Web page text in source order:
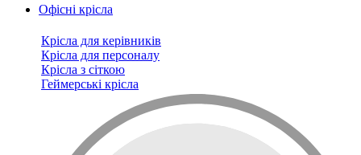
Офісні крісла
Крісла для керівників
Крісла для персоналу
Крісла з сіткою
Геймерські крісла